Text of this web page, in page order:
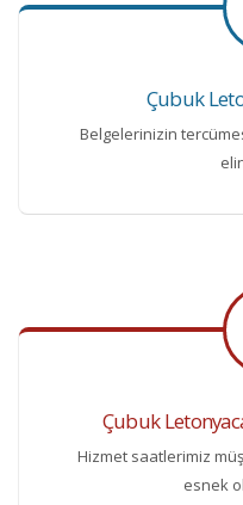
Çubuk
Belgelerinizin
Çubuk
Hizmet saatlerimiz
esnek